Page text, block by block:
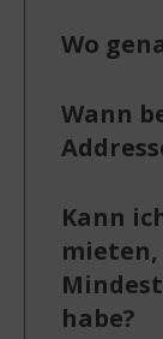
Wo
Wann
Kann
mieten,
habe?